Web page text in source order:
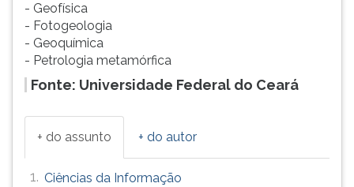
- Geofísica
- Fotogeologia
- Geoquímica
- Petrologia metamórfica
Fonte: Universidade Federal do Ceará
+ do assunto + do autor
1. Ciências da Informação